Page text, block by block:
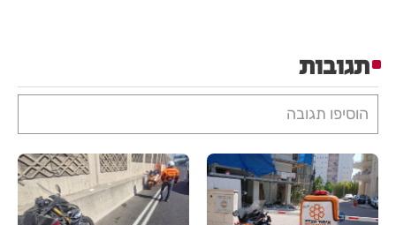
תגובות
הוסיפו תגובה